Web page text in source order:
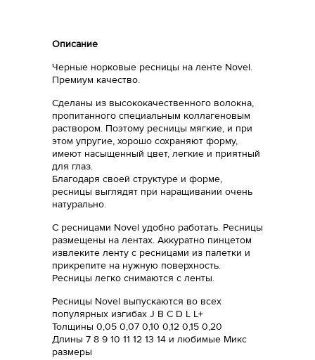
Описание
Черные норковые ресницы на ленте Novel.
Премиум качество.
Сделаны из высококачественного волокна,
пропитанного специальным коллагеновым
раствором. Поэтому ресницы мягкие, и при
этом упругие, хорошо сохраняют форму,
имеют насыщенный цвет, легкие и приятный
для глаз.
Благодаря своей структуре и форме,
ресницы выглядят при наращивании очень
натурально.
С ресницами Novel удобно работать. Ресницы
размещены на лентах. Аккуратно пинцетом
извлеките ленту с ресницами из палетки и
прикрепите на нужную поверхность.
Ресницы легко снимаются с ленты.
Ресницы Novel выпускаются во всех
популярных изгибах J B C D L L+
Толщины 0,05 0,07 0,10 0,12 0,15 0,20
Длины 7 8 9 10 11 12 13 14 и любимые Микс
размеры